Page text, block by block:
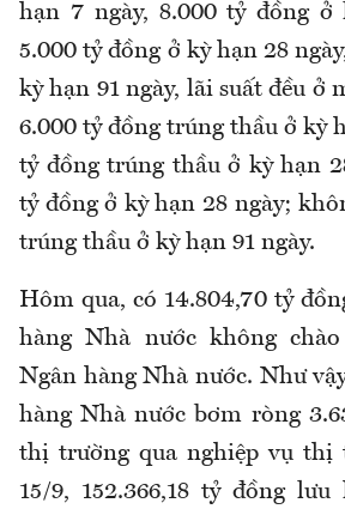
hạn 7 ngày, 8.000 tỷ đồng ở
5.000 tỷ đồng ở kỳ hạn 28
kỳ hạn 91 ngày, lãi suất đều ở
6.000 tỷ đồng trúng thầu ở kỳ
tỷ đồng trúng thầu ở kỳ hạn
tỷ đồng ở kỳ hạn 28 ngày;
trúng thầu ở kỳ hạn 91 ngày.
Hôm qua, có 14.804,70 tỷ
hàng Nhà nước không
Ngân hàng Nhà nước. Như
hàng Nhà nước bơm ròng
thị trường qua nghiệp vụ thị
15/9, 152.366,18 tỷ đồng